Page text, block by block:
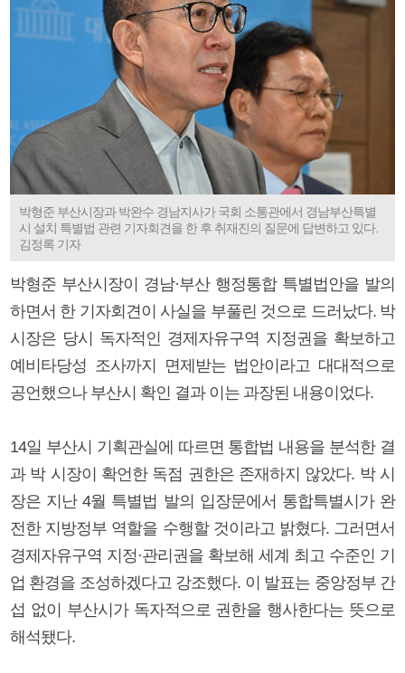
박형준 부산시장과 박완수 경남지사가 국회 소통관에서 경남부산특별
시 설치 특별법 관련 기자회견을 한 후 취재진의 질문에 답변하고 있다.
김정록 기자
박형준 부산시장이 경남·부산 행정통합 특별법안을 발의
하면서 한 기자회견이 사실을 부풀린 것으로 드러났다. 박
시장은 당시 독자적인 경제자유구역 지정권을 확보하고
예비타당성 조사까지 면제받는 법안이라고 대대적으로
공언했으나 부산시 확인 결과 이는 과장된 내용이었다.
14일 부산시 기획관실에 따르면 통합법 내용을 분석한 결
과 박 시장이 확언한 독점 권한은 존재하지 않았다. 박 시
장은 지난 4월 특별법 발의 입장문에서 통합특별시가 완
전한 지방정부 역할을 수행할 것이라고 밝혔다. 그러면서
경제자유구역 지정·관리권을 확보해 세계 최고 수준인 기
업 환경을 조성하겠다고 강조했다. 이 발표는 중앙정부 간
섭 없이 부산시가 독자적으로 권한을 행사한다는 뜻으로
해석됐다.